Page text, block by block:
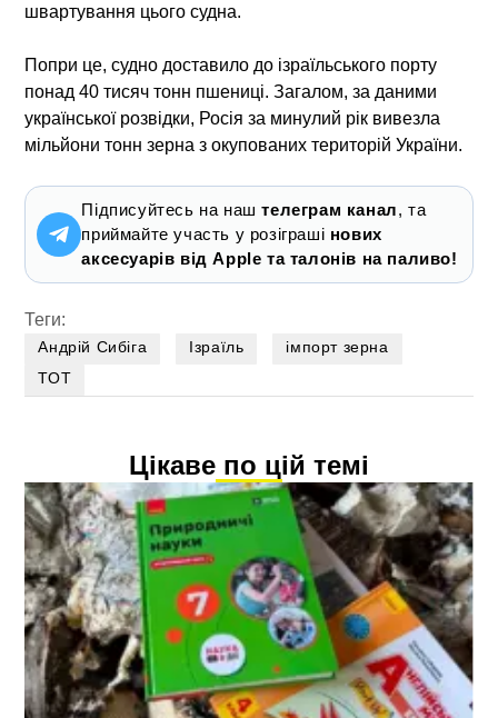
швартування цього судна.
Попри це, судно доставило до ізраїльського порту
понад 40 тисяч тонн пшениці. Загалом, за даними
української розвідки, Росія за минулий рік вивезла
мільйони тонн зерна з окупованих територій України.
Підписуйтесь на наштелеграм канал, та
приймайте участь у розіграші нових
аксесуарів від Apple та талонів на паливо!
Теги:
Андрій Сибіга Ізраїль
імпорт зерна
ТОТ
Цікаве по цій темі